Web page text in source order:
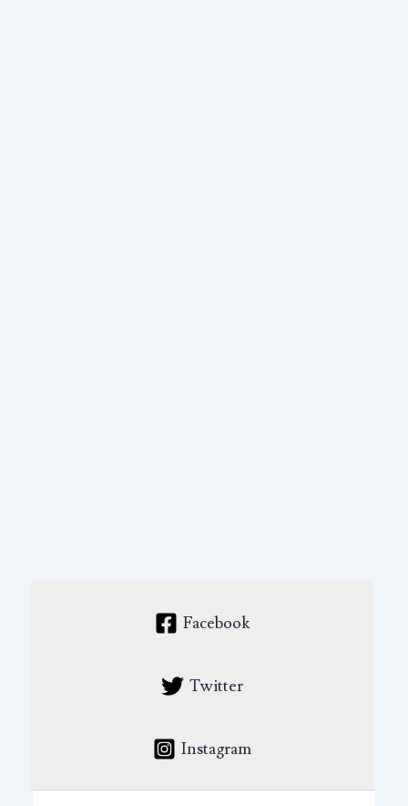
Facebook
Twitter
Instagram